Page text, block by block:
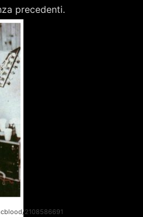
precedenti.
2108586691